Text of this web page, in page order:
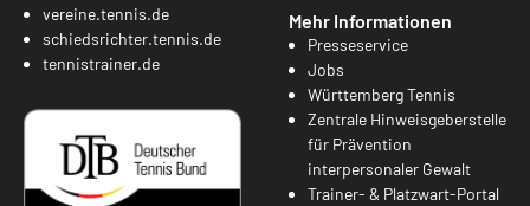
vereine.tennis.de
schiedsrichter.tennis.de
tennistrainer.de
Mehr Informationen
Presseservice
Jobs
Württemberg Tennis
Zentrale Hinweisgeberstelle
für Prävention
interpersonaler Gewalt
Trainer- & Platzwart-Portal